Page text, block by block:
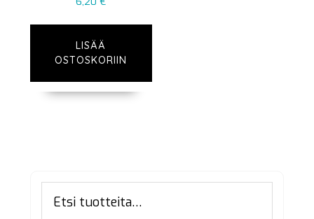
LISÄÄ
OSTOSKORIIN
Ensisijainen
sivupalkki